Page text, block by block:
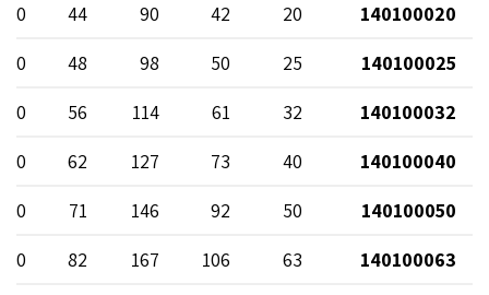
140100020
20
42
90
44
10
140100025
25
50
98
48
10
140100032
32
61
114
56
10
140100040
40
73
127
62
10
140100050
50
92
146
71
10
140100063
63
106
167
82
10